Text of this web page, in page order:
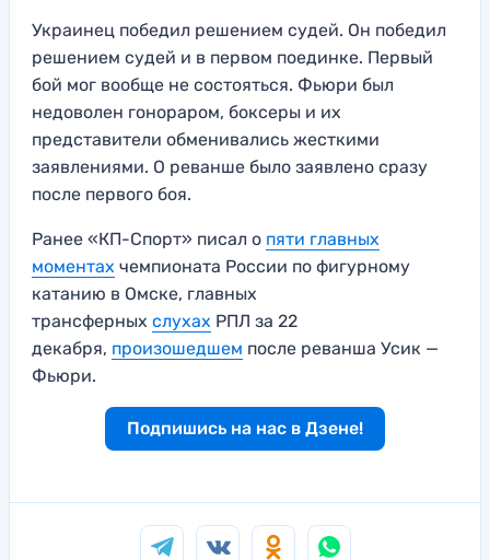
Украинец победил решением судей. Он победил
решением судей и в первом поединке. Первый
бой мог вообще не состояться. Фьюри был
недоволен гонораром, боксеры и их
представители обменивались жесткими
заявлениями. О реванше было заявлено сразу
после первого боя.
Ранее «КП-Спорт» писал о пяти главных
моментах чемпионата России по фигурному
катанию в Омске, главных
трансферных слухах РПЛ за 22
декабря, произошедшем после реванша Усик —
Фьюри.
Подпишись на нас в Дзене!